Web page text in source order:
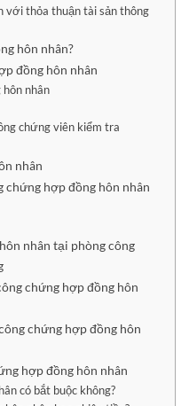
với thỏa thuận tài sản thông
hôn nhân?
đồng hôn nhân
nhân
chứng viên kiểm tra
nhân
chứng hợp đồng hôn nhân
nhân tại phòng công
chứng hợp đồng hôn
chứng hợp đồng hôn
hợp đồng hôn nhân
có bắt buộc không?